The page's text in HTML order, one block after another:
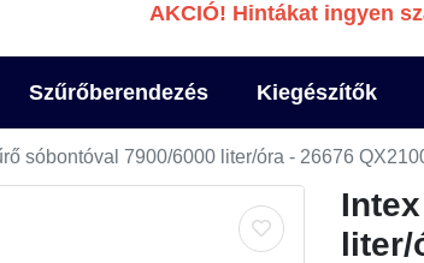
AKCIÓ! Hintákat ingyen
Szűrőberendezés Kiegészítők
sóbontóval 7900/6000 liter/óra - 26676
liter/